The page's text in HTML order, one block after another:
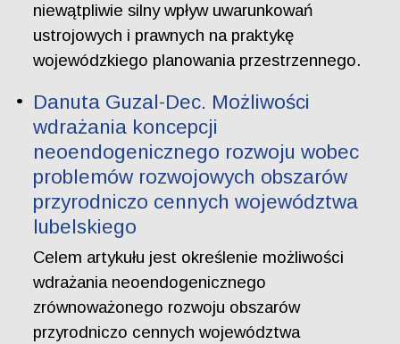
niewątpliwie silny wpływ uwarunkowań
ustrojowych i prawnych na praktykę
wojewódzkiego planowania przestrzennego.
Danuta Guzal-Dec. Możliwości
wdrażania koncepcji
neoendogenicznego rozwoju wobec
problemów rozwojowych obszarów
przyrodniczo cennych województwa
lubelskiego
Celem artykułu jest określenie możliwości
wdrażania neoendogenicznego
zrównoważonego rozwoju obszarów
przyrodniczo cennych województwa